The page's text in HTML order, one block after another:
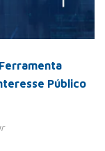
Público